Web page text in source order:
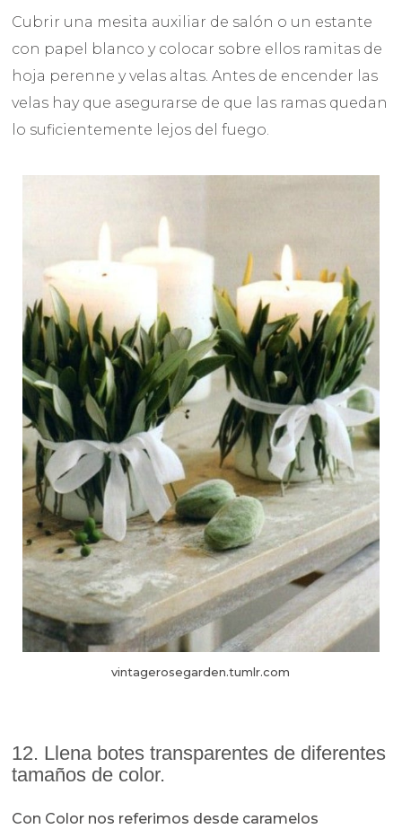
Cubrir una mesita auxiliar de salón o un estante
con papel blanco y colocar sobre ellos ramitas de
hoja perenne y velas altas. Antes de encender las
velas hay que asegurarse de que las ramas quedan
lo suficientemente lejos del fuego.
vintagerosegarden.tumlr.com
12. Llena botes transparentes de diferentes
tamaños de color.
Con Color nos referimos desde caramelos